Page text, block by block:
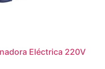
Eléctrica 220V